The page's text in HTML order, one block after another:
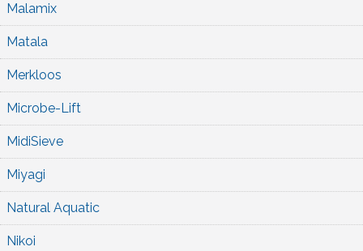
Malamix
Matala
Merkloos
Microbe-Lift
MidiSieve
Miyagi
Natural Aquatic
Nikoi